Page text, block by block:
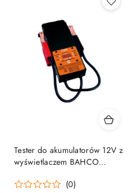
Tester do akumulatorów 12V z
wyświetlaczem BAHCO
(0)